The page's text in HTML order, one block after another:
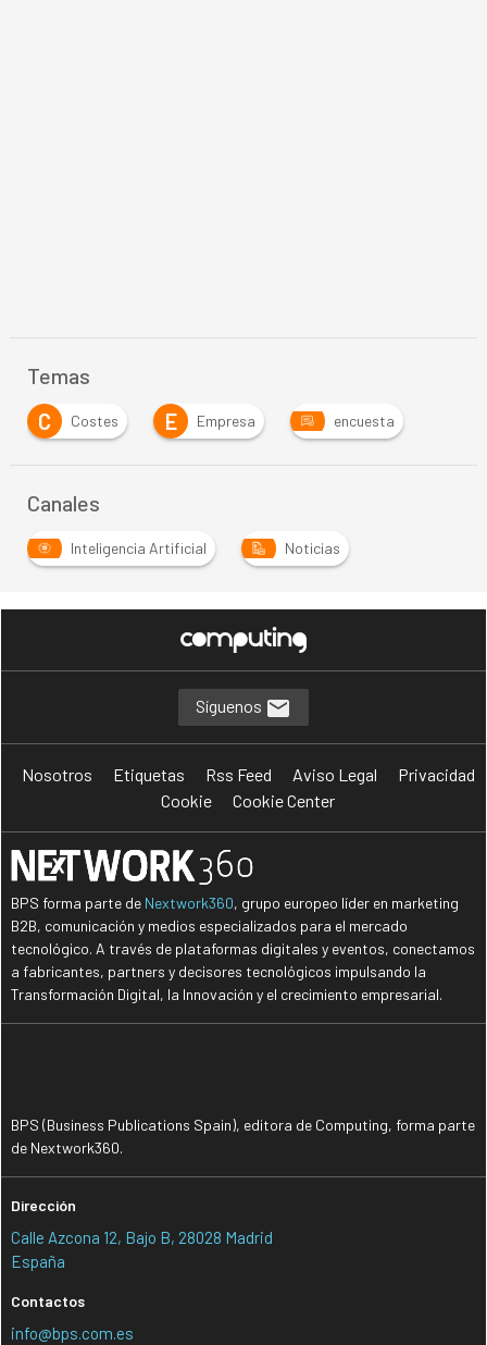
Temas
C
Costes E Empresa encuesta
Canales
Inteligencia Artificial Noticias
Síguenos
Nosotros Etiquetas Rss Feed Aviso Legal
Privacidad
Cookie
Cookie Center
BPS forma parte de Nextwork360, grupo europeo líder en marketing
B2B, comunicación y medios especializados para el mercado
tecnológico. A través de plataformas digitales y eventos, conectamos
a fabricantes, partners y decisores tecnológicos impulsando la
Transformación Digital, la Innovación y el crecimiento empresarial.
BPS (Business Publications Spain), editora de Computing, forma parte
de Nextwork360.
Dirección
Calle Azcona 12, Bajo B, 28028 Madrid
España
Contactos
info@bps.com.es